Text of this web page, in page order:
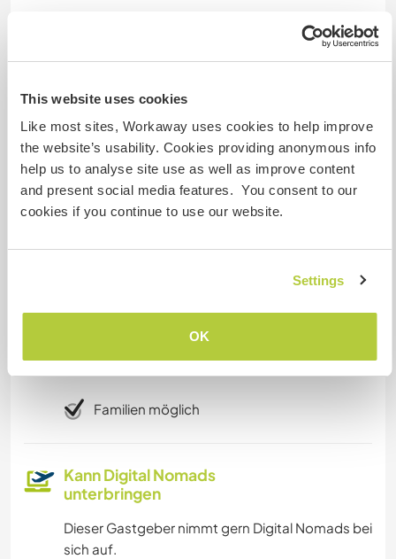
This website uses cookies
Like most sites, Workaway uses cookies to help improve
the website’s usability. Cookies providing anonymous info
help us to analyse site use as well as improve content
and present social media features. You consent to our
cookies if you continue to use our website.
Settings
OK
Was noch ...
Hyderabad is situated in south India. there are
Etwas mehr Information
Internet Zugang
Wir besitzen Tiere
Wir sind Raucher
Familien möglich
Kann Digital Nomads
unterbringen
Dieser Gastgeber nimmt gern Digital Nomads bei
sich auf.